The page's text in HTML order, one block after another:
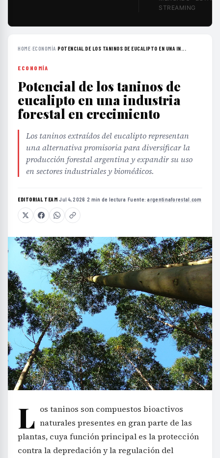
STREAMING
HOME›ECONOMÍA›POTENCIAL DE LOS TANINOS DE EUCALIPTO EN UNA IN...
ECONOMÍA
Potencial de los taninos de
eucalipto en una industria
forestal en crecimiento
Los taninos extraídos del eucalipto representan
una alternativa promisoria para diversificar la
producción forestal argentina y expandir su uso
en sectores industriales y biomédicos.
EDITORIAL TEAM·Jul 4, 2026 ·2 min de lectura ·Fuente:argentinaforestal.com
L os taninos son compuestos bioactivos
naturales presentes en gran parte de las
plantas, cuya función principal es la protección
contra la depredación y la regulación del